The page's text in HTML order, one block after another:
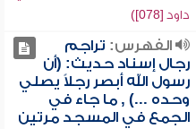
داود [078])
الفهرس: تراجم
رجال إسناد حديث: (أن
رسول الله أبصر رجلاً يصلي
وحده ...) , ما جاء في
الجمع في المسجد مرتين